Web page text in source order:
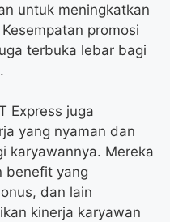
untuk meningkatkan
promosi
terbuka lebar bagi
Express juga
yang nyaman dan
karyawannya. Mereka
benefit yang
dan lain
kinerja karyawan